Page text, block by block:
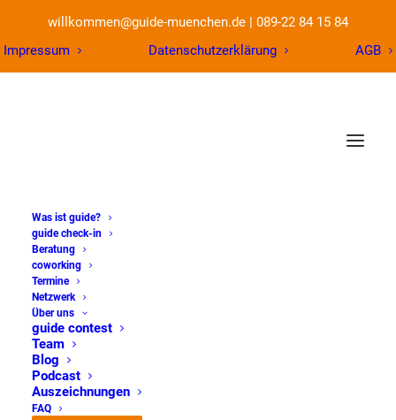
willkommen@guide-muenchen.de | 089-22 84 15 84
Impressum
Datenschutzerklärung AGB
Was ist guide?
guide check-in
Beratung
coworking
Termine
Netzwerk
Über uns
guide contest
Team
Blog
Podcast
Auszeichnungen
FAQ
Mit Kreativität,
Klarheit & KI zu
deinem kraftvollen
Logo (online